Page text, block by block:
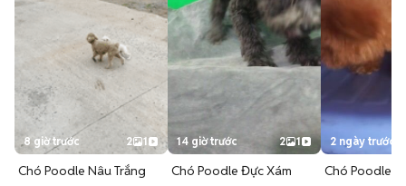
8 giờ trước 2 1
Chó Poodle Nâu Trắng
14 giờ trước 2 1
Chó Poodle Đực Xám
2 ngày trước
Chó Poodle